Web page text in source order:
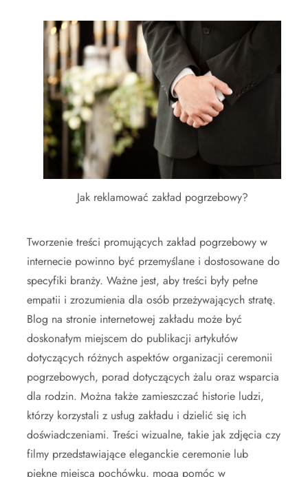
Jak reklamować zakład pogrzebowy?
Tworzenie treści promujących zakład pogrzebowy w
internecie powinno być przemyślane i dostosowane do
specyfiki branży. Ważne jest, aby treści były pełne
empatii i zrozumienia dla osób przeżywających stratę.
Blog na stronie internetowej zakładu może być
doskonałym miejscem do publikacji artykułów
dotyczących różnych aspektów organizacji ceremonii
pogrzebowych, porad dotyczących żalu oraz wsparcia
dla rodzin. Można także zamieszczać historie ludzi,
którzy korzystali z usług zakładu i dzielić się ich
doświadczeniami. Treści wizualne, takie jak zdjęcia czy
filmy przedstawiające eleganckie ceremonie lub
piękne miejsca pochówku, mogą pomóc w